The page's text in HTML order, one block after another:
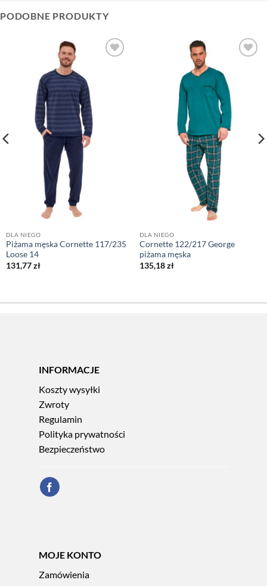
PODOBNE PRODUKTY
DLA NIEGO
Piżama męska Cornette 117/235
Loose 14
131,77zł
DLA NIEGO
Cornette 122/217 George
piżama męska
135,18zł
INFORMACJE
Koszty wysyłki
Zwroty
Regulamin
Polityka prywatności
Bezpieczeństwo
MOJE KONTO
Zamówienia